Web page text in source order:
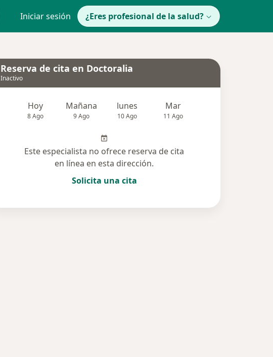
Iniciar sesión ¿Eres profesional de la salud?
Reserva de cita en Doctoralia
Inactivo
Hoy
8 Ago
Mañana
9 Ago
lunes
10 Ago
Mar
11 Ago
Este especialista no ofrece reserva de cita
en línea en esta dirección.
Solicita una cita